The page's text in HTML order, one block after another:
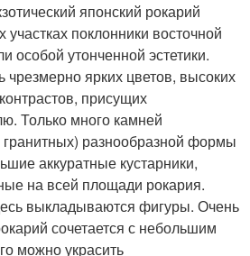
японский рокарий
участках поклонники восточной
особой утонченной эстетики.
чрезмерно ярких цветов, высоких
присущих
Только много камней
разнообразной формы
аккуратные кустарники,
на всей площади рокария.
выкладываются фигуры. Очень
сочетается с небольшим
можно украсить